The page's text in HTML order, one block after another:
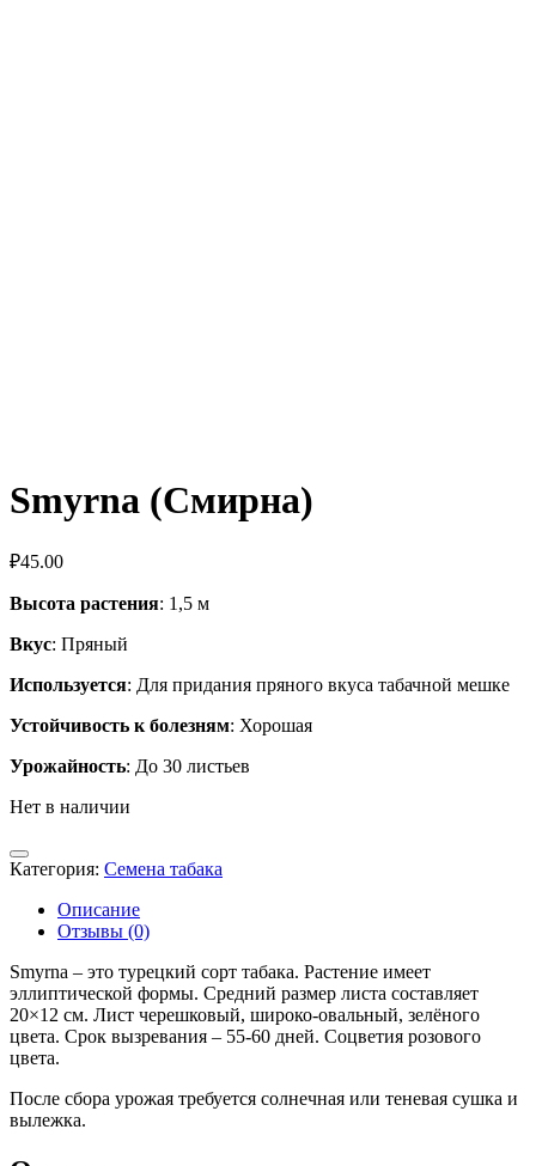
Smyrna (Смирна)
₽45.00
Высота растения: 1,5 м
Вкус: Пряный
Используется: Для придания пряного вкуса табачной мешке
Устойчивость к болезням: Хорошая
Урожайность: До 30 листьев
Нет в наличии
Категория: Семена табака
Описание
Отзывы (0)
Smyrna – это турецкий сорт табака. Растение имеет
эллиптической формы. Средний размер листа составляет
20×12 см. Лист черешковый, широко-овальный, зелёного
цвета. Срок вызревания – 55-60 дней. Соцветия розового
цвета.
После сбора урожая требуется солнечная или теневая сушка и
вылежка.